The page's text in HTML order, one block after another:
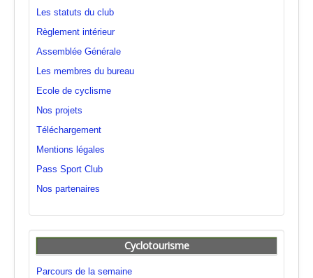
Les statuts du club
Règlement intérieur
Assemblée Générale
Les membres du bureau
Ecole de cyclisme
Nos projets
Téléchargement
Mentions légales
Pass Sport Club
Nos partenaires
Cyclotourisme
Parcours de la semaine